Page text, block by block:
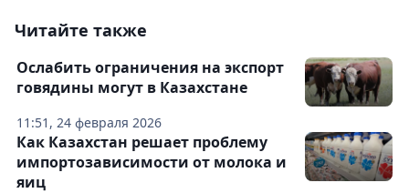
Читайте также
11:51, 24 февраля 2026
Ослабить ограничения на экспорт
говядины могут в Казахстане
Как Казахстан решает проблему
импортозависимости от молока и
яиц